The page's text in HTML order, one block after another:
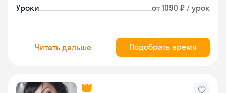
Уроки от 1090 ₽ / урок
Читать дальше Подобрать время